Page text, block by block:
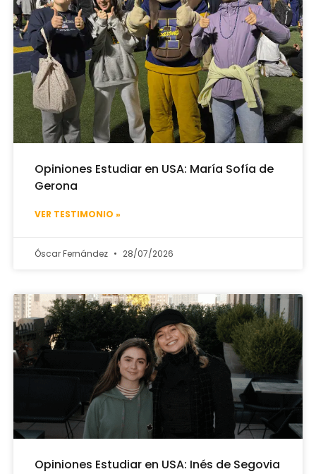
Opiniones Estudiar en USA: María Sofía de
Gerona
VER TESTIMONIO »
Óscar Fernández 28/07/2026
Opiniones Estudiar en USA: Inés de Segovia